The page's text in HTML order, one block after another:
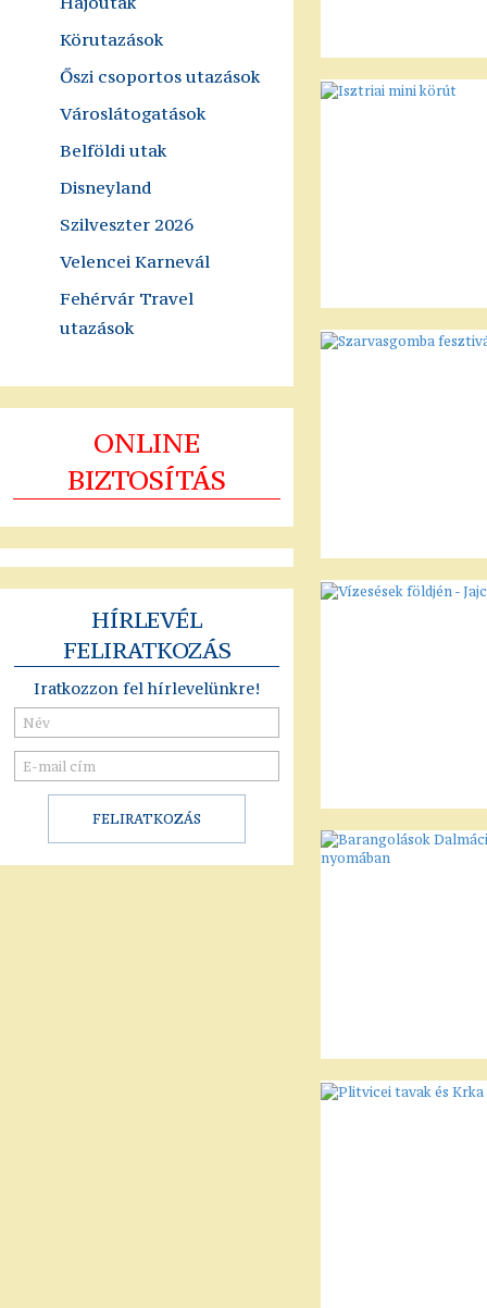
Körutazások
Őszi csoportos utazások
Városlátogatások
Belföldi utak
Disneyland
Szilveszter 2026
Velencei Karnevál
Fehérvár Travel
utazások
ONLINE
BIZTOSÍTÁS
HÍRLEVÉL
FELIRATKOZÁS
Iratkozzon fel hírlevelünkre!